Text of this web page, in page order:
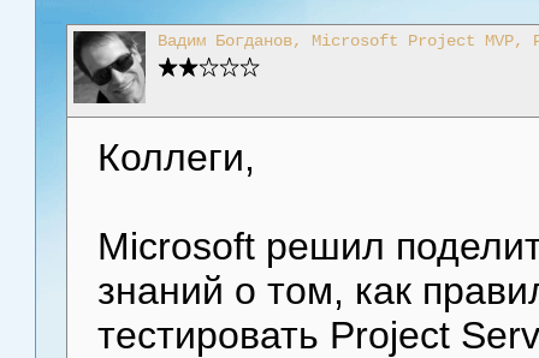
Вадим Богданов, Microsoft Project MVP,
Коллеги,
Microsoft решил
знаний о том, как
тестировать Project